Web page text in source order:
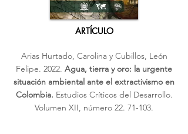
ARTÍCULO
Arias Hurtado, Carolina y Cubillos, León
Felipe. 2022. Agua, tierra y oro: la urgente
situación ambiental ante el extractivismo en
Colombia. Estudios Críticos del Desarrollo.
Volumen XII, número 22. 71-103.